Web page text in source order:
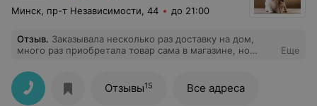
Минск, пр-т Независимости, 44 до 21:00
Отзыв. Заказывала несколько раз доставку на дом,
много раз приобретала товар сама в магазине, но
очередной раз оформляла заказ на доставку корма (10
кг), сайт не грузился, решила позвонить и по телефону
оформить, принимали у меня заказ и нагрубили, от
Еще
Отзывы15 Все адреса